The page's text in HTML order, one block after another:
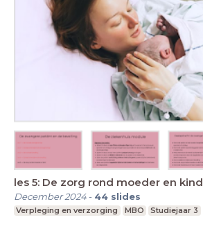
les 5: De zorg rond moeder en kind
December 2024- 44 slides
Verpleging en verzorging MBO Studiejaar 3